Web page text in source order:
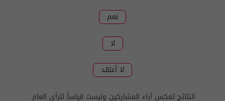
نعم
لا
لا أعتقد
النتائج تعكس آراء المشاركين وليست قياساً للرأي العام.